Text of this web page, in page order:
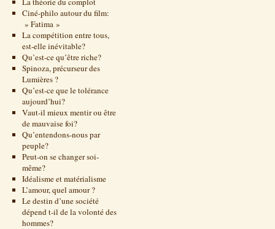
Ciné-philo autour du film:
» Fatima »
La compétition entre tous,
est-elle inévitable?
Qu’est-ce qu’être riche?
Spinoza, précurseur des
Lumières ?
Qu’est-ce que le tolérance
aujourd’hui?
Vaut-il mieux mentir ou être
de mauvaise foi?
Qu’entendons-nous par
peuple?
Peut-on se changer soi-
même?
Idéalisme et matérialisme
L’amour, quel amour ?
Le destin d’une société
dépend t-il de la volonté des
hommes?